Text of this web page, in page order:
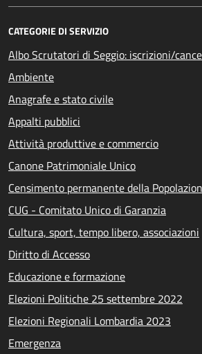
CATEGORIE DI SERVIZIO
Albo Scrutatori di Seggio: iscrizioni/
Ambiente
Anagrafe e stato civile
Appalti pubblici
Attività produttive e commercio
Canone Patrimoniale Unico
Censimento permanente della
CUG - Comitato Unico di Garanzia
Cultura, sport, tempo libero, associazioni
Diritto di Accesso
Educazione e formazione
Elezioni Politiche 25 settembre 2022
Elezioni Regionali Lombardia 2023
Emergenza